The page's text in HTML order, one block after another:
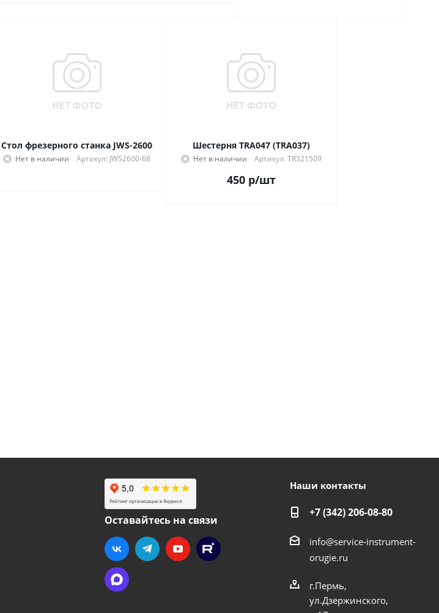
Стол фрезерного станка JWS-2600
Нет в наличии Артикул: JWS2600-68
Шестерня TRA047 (TRA037)
Нет в наличии Артикул: TR321509
450 р/шт
Оставайтесь на связи
Наши контакты
+7 (342) 206-08-80
info@service-instrument-
orugie.ru
г.Пермь,
ул.Дзержинского,